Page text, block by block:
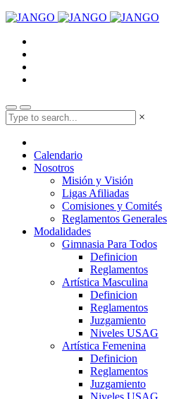
×
Calendario
Nosotros
Misión y Visión
Ligas Afiliadas
Comisiones y Comités
Reglamentos Generales
Modalidades
Gimnasia Para Todos
Definicion
Reglamentos
Artística Masculina
Definicion
Reglamentos
Juzgamiento
Niveles USAG
Artística Femenina
Definicion
Reglamentos
Juzgamiento
Niveles USAG